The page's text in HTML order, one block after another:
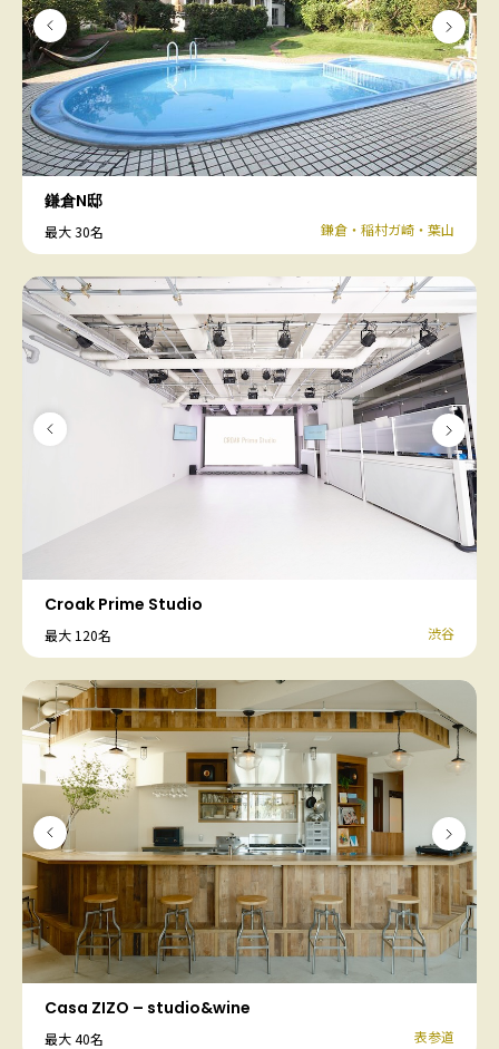
鎌倉N邸
最大 30名 鎌倉・稲村ガ崎・葉山
Croak Prime Studio
最大 120名 渋谷
Casa ZIZO – studio&wine
最大 40名 表参道